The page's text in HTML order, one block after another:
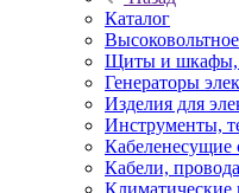
Каталог
Щиты и шкафы,
Генераторы
Изделия для
Инструменты,
Кабеленесущие
Кабели,